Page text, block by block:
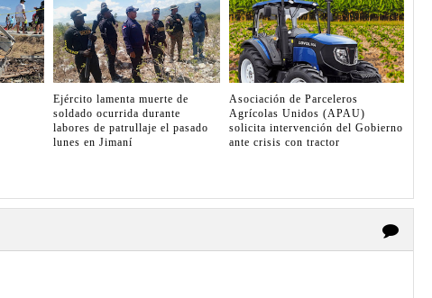
Ejército lamenta muerte de
soldado ocurrida durante
labores de patrullaje el pasado
lunes en Jimaní
Asociación de Parceleros
Agrícolas Unidos (APAU)
solicita intervención del Gobierno
ante crisis con tractor